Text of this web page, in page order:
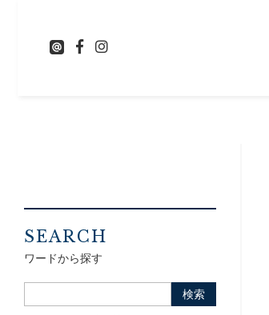
SEARCH
ワードから探す